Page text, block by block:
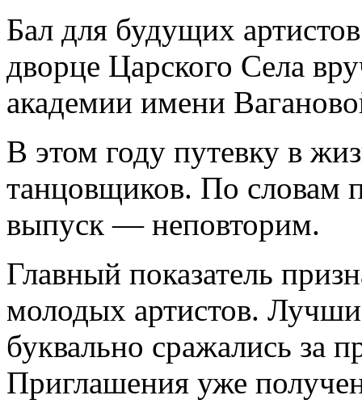
Бал для будущих
дворце Царского Села
академии имени
В этом году путевку в
танцовщиков. По словам
выпуск — неповторим.
Главный показатель
молодых артистов.
буквально сражались за
Приглашения уже